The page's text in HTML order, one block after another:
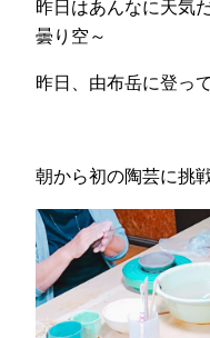
昨日はあんなに天気
曇り空～
昨日、由布岳に登っ
朝から初の陶芸に挑